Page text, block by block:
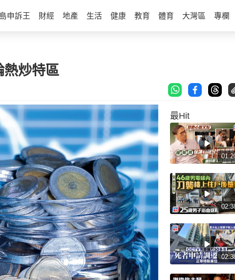
申訴王 財經 地產 生活 健康 教育 體育 大灣區 專欄
熱炒特區
最Hit